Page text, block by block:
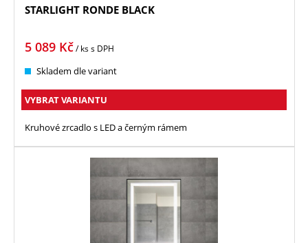
STARLIGHT RONDE BLACK
5 089 Kč/ kss DPH
Skladem dle variant
VYBRAT VARIANTU
Kruhové zrcadlo s LED a černým rámem